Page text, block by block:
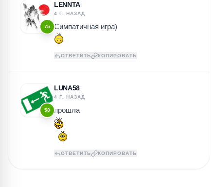
75
LENNTA
4 Г. НАЗАД
Симпатичная игра)
ОТВЕТИТЬ КОПИРОВАТЬ
58
LUNA58
4 Г. НАЗАД
прошла
ОТВЕТИТЬ КОПИРОВАТЬ